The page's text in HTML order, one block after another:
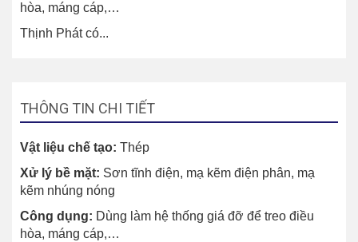
hòa, máng cáp,…
Thịnh Phát có...
THÔNG TIN CHI TIẾT
Vật liệu chế tạo: Thép
Xử lý bề mặt: Sơn tĩnh điện, mạ kẽm điện phân, mạ
kẽm nhúng nóng
Công dụng: Dùng làm hệ thống giá đỡ để treo điều
hòa, máng cáp,…